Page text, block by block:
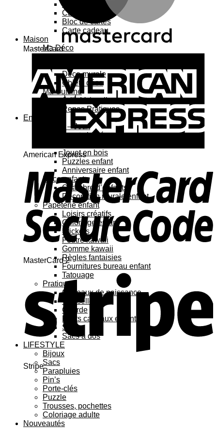
MasterCard
American Express
MasterCard 2
Stripe
Carte à sticker
Bloc de cartes
Carte cadeau
Maison
Ma Déco
Déco murale
Objets déco
Ma Cuisine
Jolie Vaisselle
Repas Pratiques
Enfant
Jouets – Jeux
Jouets bébé
Jouet en bois
Puzzles enfant
Anniversaire enfant
Déco enfant
Chambre d’enfants
Décoration murale enfant
Papeterie enfant
Loisirs créatifs
Coloriage enfant
Stickers
Feutre kawaii
Gomme kawaii
Règles fantaisies
Fournitures bureau enfant
Tatouage
Pratique
Cadeaux de naissance
Vaisselle
Gourde
Petits cadeaux enfant
Sacs
Sacs à dos
LIFESTYLE
Bijoux
Sacs
Parapluies
Pin’s
Porte-clés
Puzzle
Trousses, pochettes
Coloriage adulte
Nouveautés